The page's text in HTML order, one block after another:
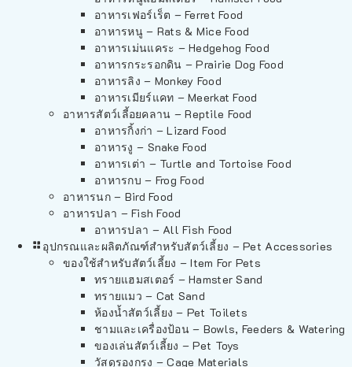
อาหารเฟอร์เร็ต – Ferret Food
อาหารหนู – Rats & Mice Food
อาหารเม่นแคระ – Hedgehog Food
อาหารกระรอกดิน – Prairie Dog Food
อาหารลิง – Monkey Food
อาหารเมียร์แคท – Meerkat Food
อาหารสัตว์เลี้อยคลาน – Reptile Food
อาหารกิ้งก่า – Lizard Food
อาหารงู – Snake Food
อาหารเต่า – Turtle and Tortoise Food
อาหารกบ – Frog Food
อาหารนก – Bird Food
อาหารปลา – Fish Food
อาหารปลา – All Fish Food
อุปกรณและผลิตภัณฑ์สำหรับสัตว์เลี้ยง – Pet Accessories
ของใช้สำหรับสัตว์เลี้ยง – Item For Pets
ทรายแฮมสเตอร์ – Hamster Sand
ทรายแมว – Cat Sand
ห้องน้ำสัตว์เลี้ยง – Pet Toilets
ชามและเครื่องป้อน – Bowls, Feeders & Watering
ของเล่นสัตว์เลี้ยง – Pet Toys
วัสดุรองกรง – Cage Materials